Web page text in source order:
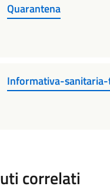
Quarantena
Informativa-
correlati